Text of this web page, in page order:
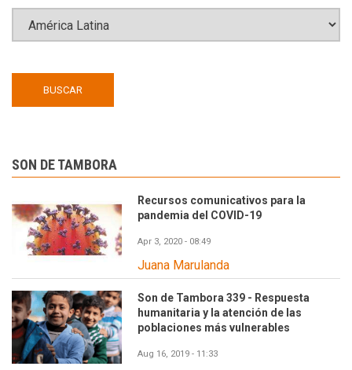
SON DE TAMBORA
Recursos comunicativos para la
pandemia del COVID-19
Apr 3, 2020 - 08:49
Juana Marulanda
Son de Tambora 339 - Respuesta
humanitaria y la atención de las
poblaciones más vulnerables
Aug 16, 2019 - 11:33